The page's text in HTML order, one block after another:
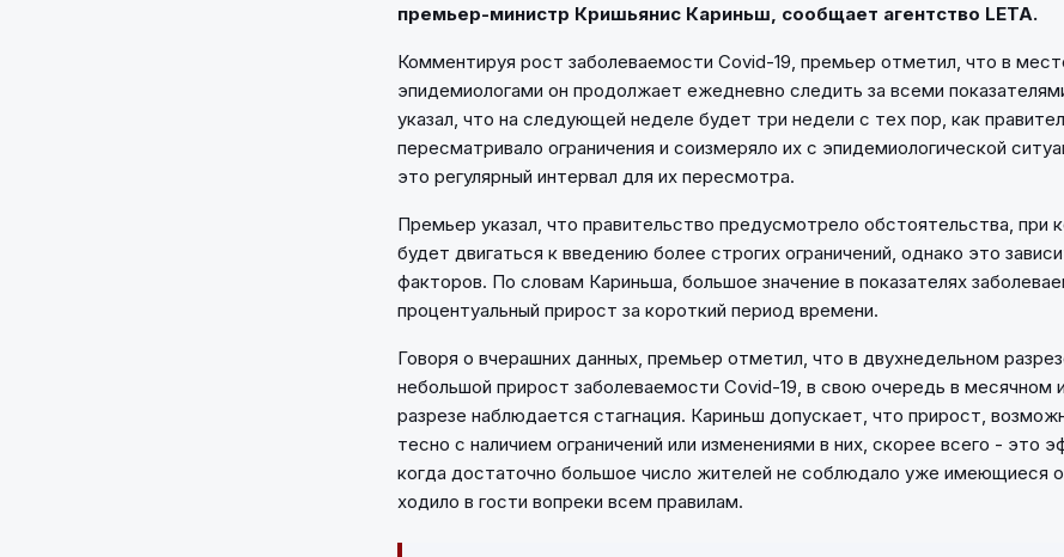
премьер-министр Кришьянис Кариньш, сообщает агентство LETA.
Комментируя рост заболеваемости Covid-19, премьер отметил, что в
эпидемиологами он продолжает ежедневно следить за всеми
указал, что на следующей неделе будет три недели с тех пор, как
пересматривало ограничения и соизмеряло их с эпидемиологической
это регулярный интервал для их пересмотра.
Премьер указал, что правительство предусмотрело обстоятельства, при
будет двигаться к введению более строгих ограничений, однако это
факторов. По словам Кариньша, большое значение в показателях
процентуальный прирост за короткий период времени.
Говоря о вчерашних данных, премьер отметил, что в двухнедельном
небольшой прирост заболеваемости Covid-19, в свою очередь в месячном
разрезе наблюдается стагнация. Кариньш допускает, что прирост,
тесно с наличием ограничений или изменениями в них, скорее всего - это
когда достаточно большое число жителей не соблюдало уже имеющиеся
ходило в гости вопреки всем правилам.